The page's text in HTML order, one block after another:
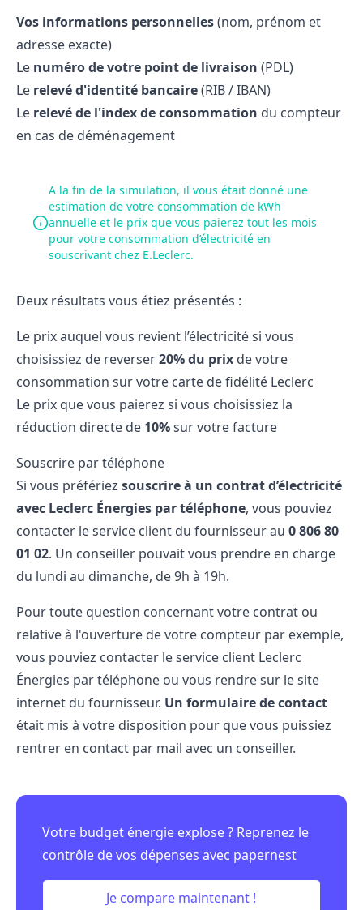
Vos informations personnelles(nom, prénom et
adresse exacte)
Le numéro de votre point de livraison (PDL)
Le relevé d'identité bancaire(RIB / IBAN)
Le relevé de l'index de consommation du compteur
en cas de déménagement
A la fin de la simulation, il vous était donné une
estimation de votre consommation de kWh
annuelle et le prix que vous paierez tout les mois
pour votre consommation d’électricité en
souscrivant chez E.Leclerc.
Deux résultats vous étiez présentés :
Le prix auquel vous revient l’électricité si vous
choisissiez de reverser20% du prix de votre
consommation sur votre carte de fidélité Leclerc
Le prix que vous paierez si vous choisissiez la
réduction directe de 10%sur votre facture
Souscrire par téléphone
Si vous préfériez souscrire à un contrat d’électricité
avec Leclerc Énergies par téléphone, vous pouviez
contacter le service client du fournisseur au 0 806 80
01 02. Un conseiller pouvait vous prendre en charge
du lundi au dimanche, de 9h à 19h.
Pour toute question concernant votre contrat ou
relative à l'ouverture de votre compteur par exemple,
vous pouviez contacter le service client Leclerc
Énergies par téléphone ou vous rendre sur le site
internet du fournisseur. Un formulaire de contact
était mis à votre disposition pour que vous puissiez
rentrer en contact par mail avec un conseiller.
Votre budget énergie explose ? Reprenez le
contrôle de vos dépenses avec papernest
Je compare maintenant !